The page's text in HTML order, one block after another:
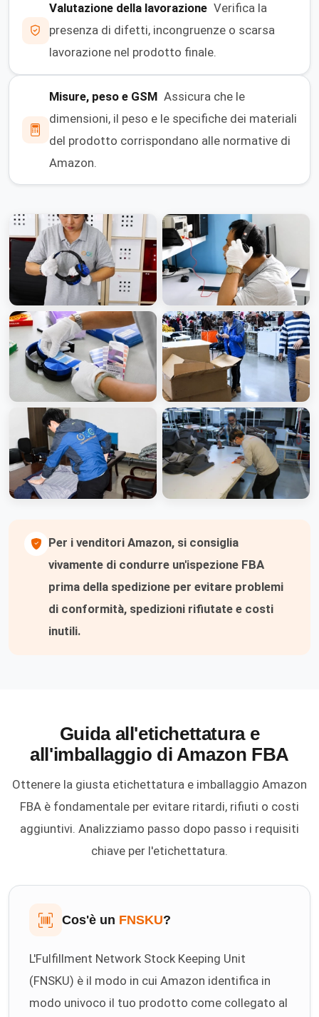
Valutazione della lavorazione Verifica la
presenza di difetti, incongruenze o scarsa
lavorazione nel prodotto finale.
Misure, peso e GSM Assicura che le
dimensioni, il peso e le specifiche dei materiali
del prodotto corrispondano alle normative di
Amazon.
Per i venditori Amazon, si consiglia
vivamente di condurre un'ispezione FBA
prima della spedizione per evitare problemi
di conformità, spedizioni rifiutate e costi
inutili.
Guida all'etichettatura e
all'imballaggio di Amazon FBA
Ottenere la giusta etichettatura e imballaggio Amazon
FBA è fondamentale per evitare ritardi, rifiuti o costi
aggiuntivi. Analizziamo passo dopo passo i requisiti
chiave per l'etichettatura.
Cos'è un FNSKU?
L'Fulfillment Network Stock Keeping Unit
(FNSKU) è il modo in cui Amazon identifica in
modo univoco il tuo prodotto come collegato al